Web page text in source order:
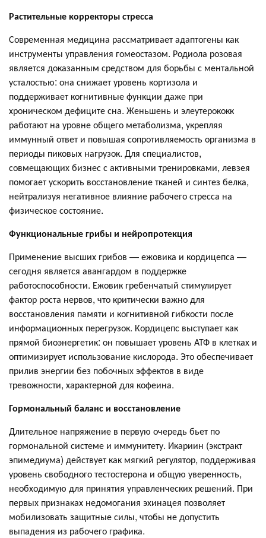
Растительные корректоры стресса
Современная медицина рассматривает адаптогены как
инструменты управления гомеостазом. Родиола розовая
является доказанным средством для борьбы с ментальной
усталостью: она снижает уровень кортизола и
поддерживает когнитивные функции даже при
хроническом дефиците сна. Женьшень и элеутерококк
работают на уровне общего метаболизма, укрепляя
иммунный ответ и повышая сопротивляемость организма в
периоды пиковых нагрузок. Для специалистов,
совмещающих бизнес с активными тренировками, левзея
помогает ускорить восстановление тканей и синтез белка,
нейтрализуя негативное влияние рабочего стресса на
физическое состояние.
Функциональные грибы и нейропротекция
Применение высших грибов — ежовика и кордицепса —
сегодня является авангардом в поддержке
работоспособности. Ежовик гребенчатый стимулирует
фактор роста нервов, что критически важно для
восстановления памяти и когнитивной гибкости после
информационных перегрузок. Кордицепс выступает как
прямой биоэнергетик: он повышает уровень АТФ в клетках и
оптимизирует использование кислорода. Это обеспечивает
прилив энергии без побочных эффектов в виде
тревожности, характерной для кофеина.
Гормональный баланс и восстановление
Длительное напряжение в первую очередь бьет по
гормональной системе и иммунитету. Икариин (экстракт
эпимедиума) действует как мягкий регулятор, поддерживая
уровень свободного тестостерона и общую уверенность,
необходимую для принятия управленческих решений. При
первых признаках недомогания эхинацея позволяет
мобилизовать защитные силы, чтобы не допустить
выпадения из рабочего графика.